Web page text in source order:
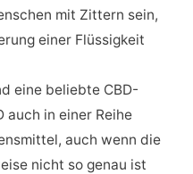
mit Zittern sein,
einer Flüssigkeit
eine beliebte CBD-
auch in einer Reihe
auch wenn die
nicht so genau ist